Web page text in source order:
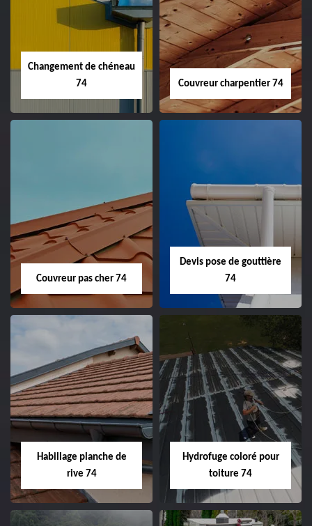
Changement de chéneau
74
Couvreur charpentier 74
Couvreur pas cher 74
Devis pose de gouttière
74
Habillage planche de
rive 74
Hydrofuge coloré pour
toiture 74